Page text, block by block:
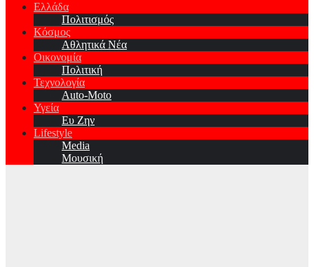
Ελλάδα
Πολιτισμός
Κόσμος
Αθλητικά Νέα
Οικονομία
Πολιτική
Τεχνολογία
Auto-Moto
Υγεία
Ευ Ζην
Lifestyle
Media
Μουσική